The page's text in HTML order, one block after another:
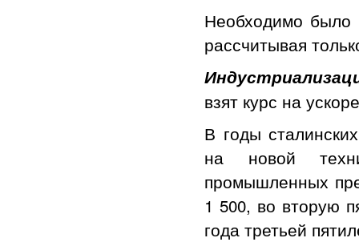
Необходимо было
рассчитывая
взят курс на
В годы
на новой
промышленных
1 500, во вторую
года третьей